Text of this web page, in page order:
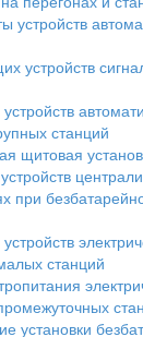
устройств
устройств
станций
щитовая
при
станций
установки